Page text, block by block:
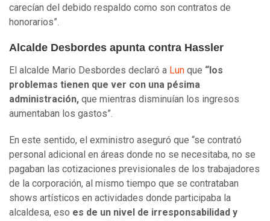
carecían del debido respaldo como son contratos de
honorarios”.
Alcalde Desbordes apunta contra Hassler
El alcalde Mario Desbordes declaró a Lun que “los
problemas tienen que ver con una pésima
administración, que mientras disminuían los ingresos
aumentaban los gastos”.
En este sentido, el exministro aseguró que “se contrató
personal adicional en áreas donde no se necesitaba, no se
pagaban las cotizaciones previsionales de los trabajadores
de la corporación, al mismo tiempo que se contrataban
shows artísticos en actividades donde participaba la
alcaldesa, eso es de un nivel de irresponsabilidad y